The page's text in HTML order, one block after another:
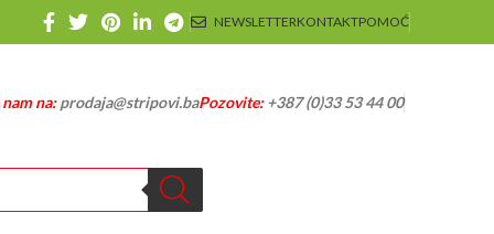
NEWSLETTERKONTAKTPOMOĆ
na:prodaja@stripovi.baPozovite:+387 (0)33 53 44 00